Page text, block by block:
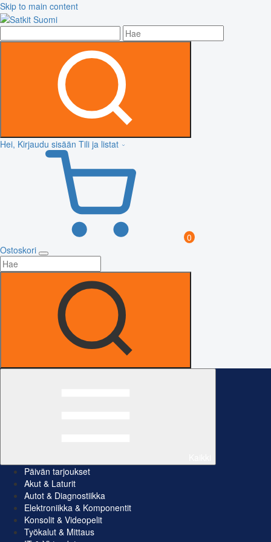
Skip to main content
Hei, Kirjaudu sisään Tili ja listat
0
Ostoskori
Päivän tarjoukset
Akut & Laturit
Autot & Diagnostiikka
Elektroniikka & Komponentit
Konsolit & Videopelit
Työkalut & Mittaus